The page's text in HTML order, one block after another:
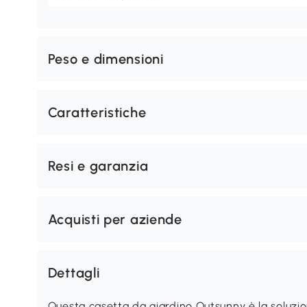
Peso e dimensioni
Caratteristiche
Resi e garanzia
Acquisti per aziende
Dettagli